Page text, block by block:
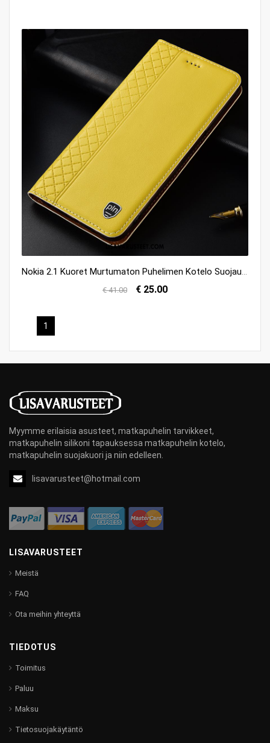
€ 41.00 € 25.00
1
Myymme erilaisia asusteet, matkapuhelin tarvikkeet,
matkapuhelin silikoni tapauksessa matkapuhelin kotelo,
matkapuhelin suojakuori ja niin edelleen.
lisavarusteet@hotmail.com
LISAVARUSTEET
Meistä
FAQ
Ota meihin yhteyttä
TIEDOTUS
Toimitus
Paluu
Maksu
Tietosuojakäytäntö